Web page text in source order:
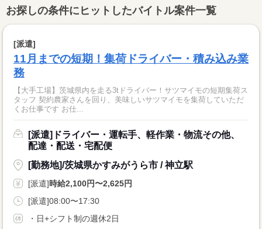
お探しの条件にヒットしたバイトル案件一覧
[派遣]
11月までの短期！集荷ドライバー・積み込み業
務
【大手工場】茨城県内を走る3tドライバー！サツマイモの短期集荷ス
タッフ 契約農家さんを回り、美味しいサツマイモを集荷していただ
くお仕事です お仕...
[派遣]ドライバー・運転手、軽作業・物流その他、
配達・配送・宅配便
[勤務地]/茨城県かすみがうら市 / 神立駅
[派遣]時給2,100円〜2,625円
[派遣]08:00〜17:30
・日+シフト制の週休2日